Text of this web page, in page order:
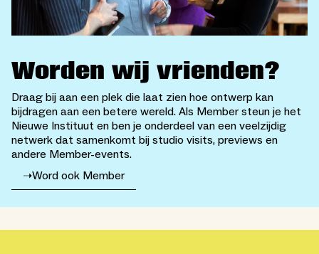
Worden wij vrienden?
Draag bij aan een plek die laat zien hoe ontwerp kan
bijdragen aan een betere wereld. Als Member steun je het
Nieuwe Instituut en ben je onderdeel van een veelzijdig
netwerk dat samenkomt bij studio visits, previews en
andere Member-events.
➝Word ook Member